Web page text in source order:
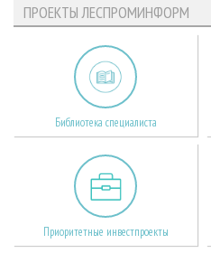
ПРОЕКТЫ ЛЕСПРОМИНФОРМ
Библиотека специалиста
Приоритетные инвестпроекты